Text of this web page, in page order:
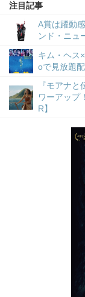
注目記事
A賞は躍動
ンド・ニュ
キム・ヘス
oで見放題
『モアナ
ワーアップ
R】